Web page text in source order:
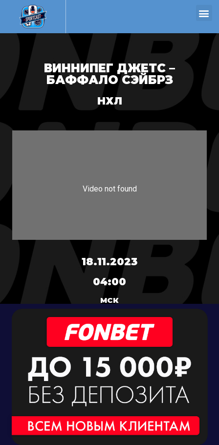
ВИННИПЕГ ДЖЕТС –
БАФФАЛО СЭЙБРЗ
НХЛ
18.11.2023
04:00
МСК